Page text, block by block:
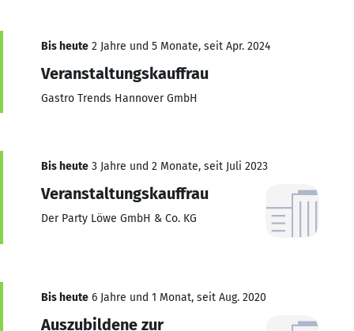
Bis heute 2 Jahre und 5 Monate, seit Apr. 2024
Veranstaltungskauffrau
Gastro Trends Hannover GmbH
Bis heute 3 Jahre und 2 Monate, seit Juli 2023
Veranstaltungskauffrau
Der Party Löwe GmbH & Co. KG
Bis heute 6 Jahre und 1 Monat, seit Aug. 2020
Auszubildene zur